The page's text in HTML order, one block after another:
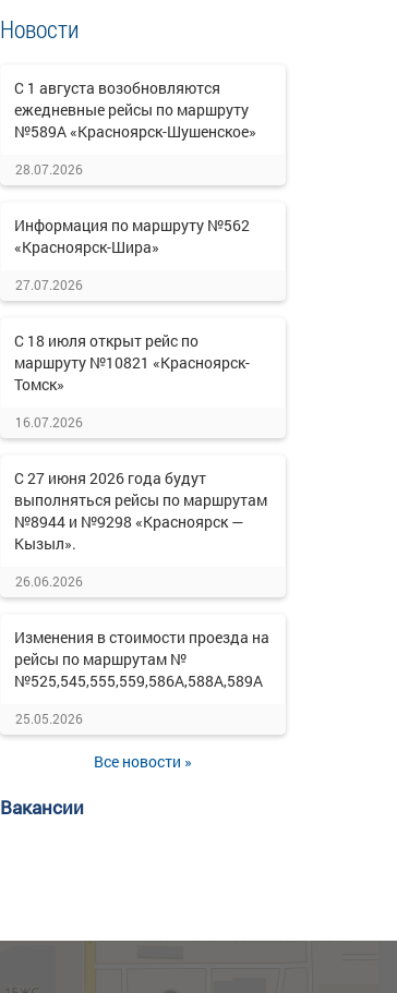
Новости
С 1 августа возобновляются
ежедневные рейсы по маршруту
№589А «Красноярск-Шушенское»
28.07.2026
Информация по маршруту №562
«Красноярск-Шира»
27.07.2026
С 18 июля открыт рейс по
маршруту №10821 «Красноярск-
Томск»
16.07.2026
С 27 июня 2026 года будут
выполняться рейсы по маршрутам
№8944 и №9298 «Красноярск —
Кызыл».
26.06.2026
Изменения в стоимости проезда на
рейсы по маршрутам №
№525,545,555,559,586А,588А,589А
25.05.2026
Все новости »
Вакансии